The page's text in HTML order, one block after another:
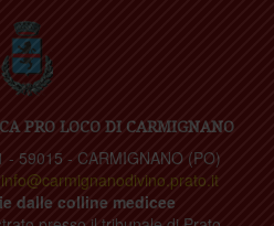
PRO LOCO DI CARMIGNANO
- 59015 - CARMIGNANO (PO)
info@carmignanodivino.prato.it
dalle colline medicee